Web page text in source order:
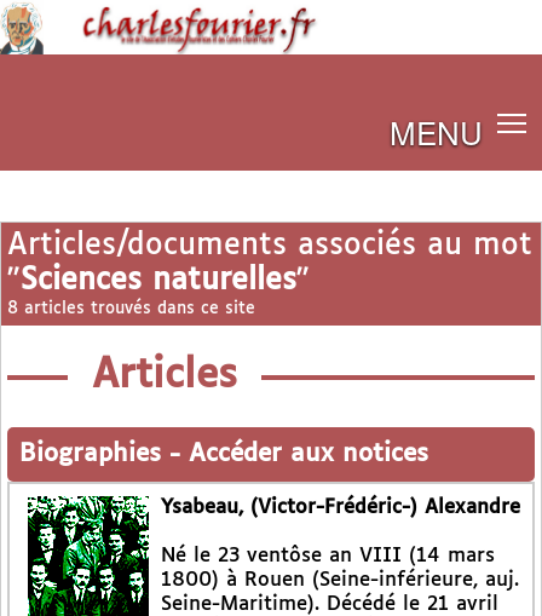
MENU
Articles/documents associés au mot
"Sciences naturelles"
8 articles trouvés dans ce site
Articles
Biographies - Accéder aux notices
Ysabeau, (Victor-Frédéric-) Alexandre
Né le 23 ventôse an VIII (14 mars
1800) à Rouen (Seine-inférieure, auj.
Seine-Maritime). Décédé le 21 avril